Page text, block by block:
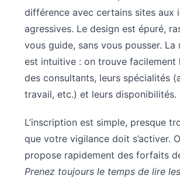
différence avec certains sites aux
agressives. Le design est épuré,
vous guide, sans vous pousser. La
est intuitive : on trouve facilement
des consultants, leurs spécialités
travail, etc.) et leurs disponibilités.
L’inscription est simple, presque
que votre vigilance doit s’activer.
propose rapidement des forfaits
Prenez toujours le temps de lire